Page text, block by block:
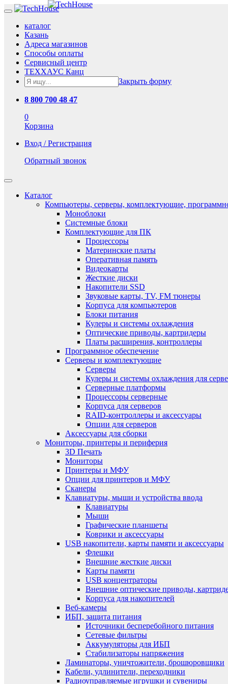
каталог
Казань
Адреса магазинов
Способы оплаты
Сервисный центр
ТЕХХАУС Канц
Закрыть форму
8 800 700 48 47
0
Корзина
Вход / Регистрация
Обратный звонок
Каталог
Компьютеры, серверы, комплектующие,
Моноблоки
Системные блоки
Комплектующие для ПК
Процессоры
Материнские платы
Оперативная память
Видеокарты
Жесткие диски
Накопители SSD
Звуковые карты, TV, FM тюнеры
Корпуса для компьютеров
Блоки питания
Кулеры и системы охлаждения
Оптические приводы, картридеры
Платы расширения, контроллеры
Программное обеспечение
Серверы и комплектующие
Серверы
Кулеры и системы охлаждения для
Серверные платформы
Процессоры серверные
Корпуса для серверов
RAID-контроллеры и аксессуары
Опции для серверов
Аксессуары для сборки
Мониторы, принтеры и периферия
3D Печать
Мониторы
Принтеры и МФУ
Опции для принтеров и МФУ
Сканеры
Клавиатуры, мыши и устройства ввода
Клавиатуры
Мыши
Графические планшеты
Коврики и аксессуары
USB накопители, карты памяти и аксессуары
Флешки
Внешние жесткие диски
Карты памяти
USB концентраторы
Внешние оптические приводы,
Корпуса для накопителей
Веб-камеры
ИБП, защита питания
Источники бесперебойного питания
Сетевые фильтры
Аккумуляторы для ИБП
Стабилизаторы напряжения
Ламинаторы, уничтожители, брошюровщики
Кабели, удлинители, переходники
Радиоуправляемые игрушки и сувениры